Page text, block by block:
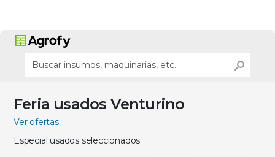
Feria usados Venturino
Ver ofertas
Especial usados seleccionados